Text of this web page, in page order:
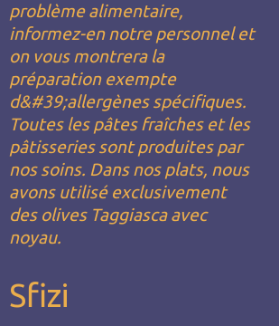
problème alimentaire,
informez-en notre personnel et
on vous montrera la
préparation exempte
d&#39;allergènes spécifiques.
Toutes les pâtes fraîches et les
pâtisseries sont produites par
nos soins. Dans nos plats, nous
avons utilisé exclusivement
des olives Taggiasca avec
noyau.
Sfizi